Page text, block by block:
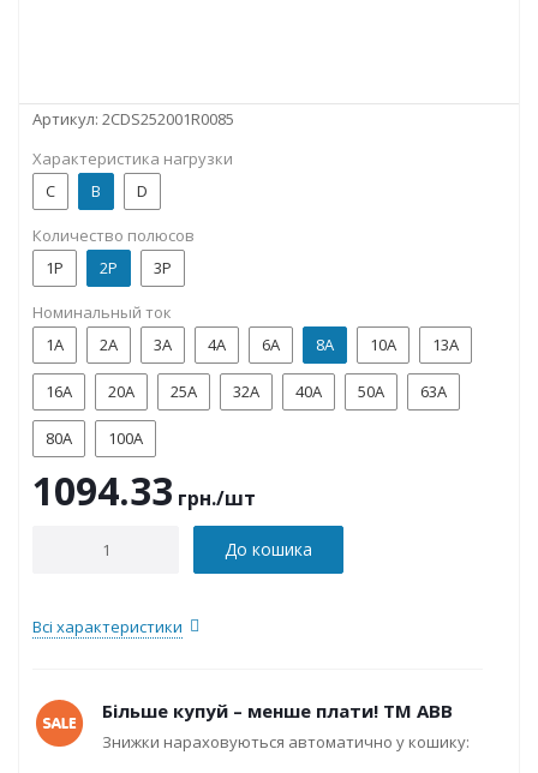
Артикул: 2CDS252001R0085
Характеристика нагрузки
C
B D
Количество полюсов
1P
2P 3P
Номинальный ток
1А
2А 3А 4А 6А 8А 10А 13А
16А 20А 25А 32А 40А 50А 63А
80А 100А
1094.33 грн./шт
До кошика
Всі характеристики
Більше купуй – менше плати! ТМ ABB
Знижки нараховуються автоматично у кошику: